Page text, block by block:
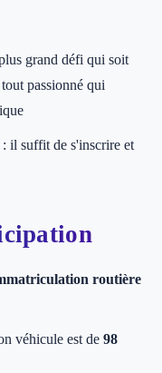
grand défi qui soit
passionné qui
: il suffit de s'inscrire et
routière
véhicule est de 98